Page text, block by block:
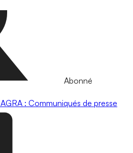
Abonné
AGRA : Communiqués de presse